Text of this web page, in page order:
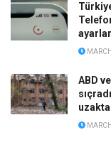
ayarlar
ABD